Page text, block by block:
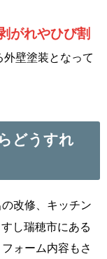
がれやひび割
壁塗装となって
どうすれ
改修、キッチン
し瑞穂市にある
ォーム内容もさ